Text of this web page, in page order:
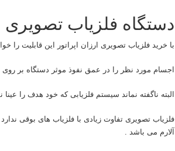
دستگاه فلزیاب تصویری
با خرید فلزیاب تصویری ارزان اپراتور این قابلیت را
اجسام مورد نظر را در عمق نفوذ موثر دستگاه بر روی
البته ناگفته نماند سیستم فلزیابی که خود هدف را
فلزیاب تصویری تفاوت زیادی با فلزیاب های بوقی
آلارم می باشد .